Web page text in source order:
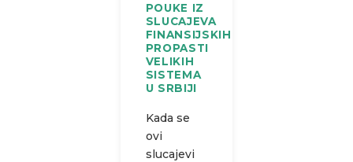
POUKE IZ
SLUCAJEVA
FINANSIJSKIH
PROPASTI
VELIKIH
SISTEMA
U SRBIJI
Kada se
ovi
slucajevi